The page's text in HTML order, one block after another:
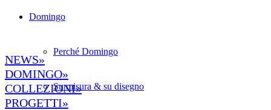
Domingo
Perché Domingo
Su misura & su disegno
NEWS»
DOMINGO»
COLLEZIONI»
PROGETTI»